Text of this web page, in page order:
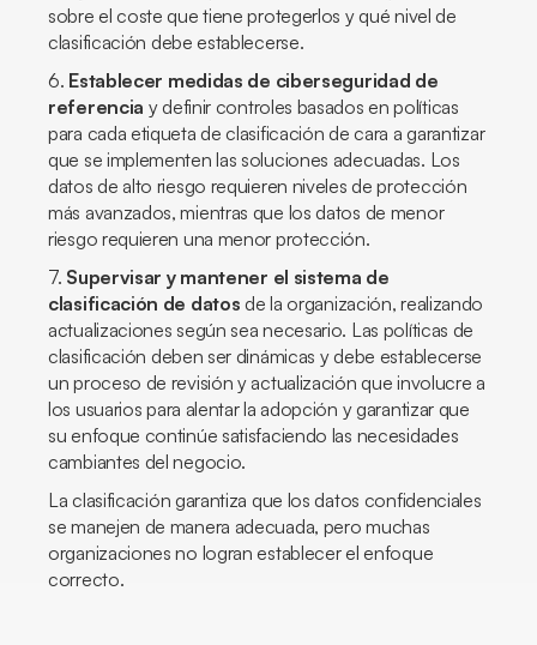
sobre el coste que tiene protegerlos y qué nivel de
clasificación debe establecerse.
6. Establecer medidas de ciberseguridad de
referencia y definir controles basados en políticas
para cada etiqueta de clasificación de cara a garantizar
que se implementen las soluciones adecuadas. Los
datos de alto riesgo requieren niveles de protección
más avanzados, mientras que los datos de menor
riesgo requieren una menor protección.
7. Supervisar y mantener el sistema de
clasificación de datos de la organización, realizando
actualizaciones según sea necesario. Las políticas de
clasificación deben ser dinámicas y debe establecerse
un proceso de revisión y actualización que involucre a
los usuarios para alentar la adopción y garantizar que
su enfoque continúe satisfaciendo las necesidades
cambiantes del negocio.
La clasificación garantiza que los datos confidenciales
se manejen de manera adecuada, pero muchas
organizaciones no logran establecer el enfoque
correcto.